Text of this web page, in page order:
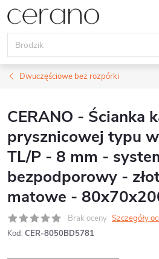
Przejść
do
treści
Dwuczęściowe bez rozpórki
CERANO - Ścianka
prysznicowej typu
TL/P - 8 mm -
bezpodporowy -
matowe -
Brak oceny Szczegóły
Kod: CER-8050BD5781